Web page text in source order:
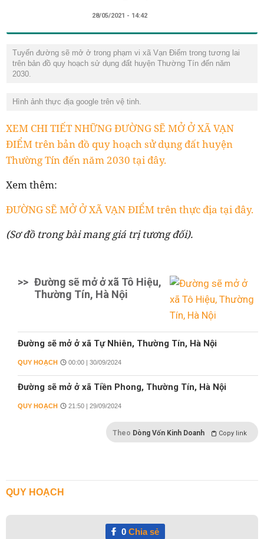
28/05/2021 - 14:42
Tuyến đường sẽ mở ở trong phạm vi xã Vạn Điểm trong tương lai
trên bản đồ quy hoạch sử dụng đất huyện Thường Tín đến năm
2030.
Hình ảnh thực địa google trên vệ tinh.
XEM CHI TIẾT NHỮNG ĐƯỜNG SẼ MỞ Ở XÃ VẠN
ĐIỂM trên bản đồ quy hoạch sử dụng đất huyện
Thường Tín đến năm 2030 tại đây.
Xem thêm:
ĐƯỜNG SẼ MỞ Ở XÃ VẠN ĐIỂM trên thực địa tại đây.
(Sơ đồ trong bài mang giá trị tương đối).
>> Đường sẽ mở ở xã Tô Hiệu,
Thường Tín, Hà Nội
Đường sẽ mở ở xã Tự Nhiên, Thường Tín, Hà Nội
QUY HOẠCH 00:00 | 30/09/2024
Đường sẽ mở ở xã Tiền Phong, Thường Tín, Hà Nội
QUY HOẠCH 21:50 | 29/09/2024
Theo Dòng Vốn Kinh Doanh Copy link
QUY HOẠCH
0Chia sẻ